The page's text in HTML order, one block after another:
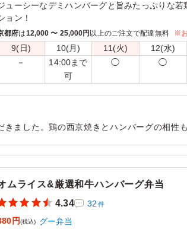
ューシーなデミハンバーグと旨みたっぷりな若
ョン！
洋折衷な美味しさが楽しめる6マス弁当となっ
んな種類のおかずが楽しめるコスパばっちりな
都府は12,000 〜 25,000円 以上のご注文で配達無料 ※
9(日) 10(月) 11(火) 12(水)
－
14:00まで
可
◯ ◯
ました。鶏の西京焼きとハンバーグの相性
ムライス&厳選和牛ハンバーグ弁当
4.34
32 件
円(税込) グー弁当